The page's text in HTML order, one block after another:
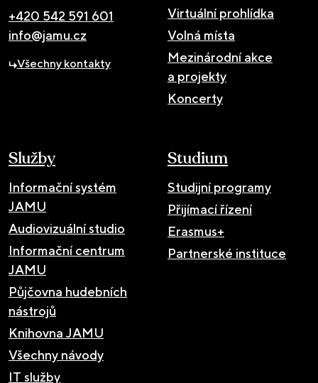
+420 542 591 601
info@jamu.cz
Všechny kontakty
Virtuální prohlídka
Volná místa
Mezinárodní akce
a projekty
Koncerty
Služby
Informační systém
JAMU
Audiovizuální studio
Informační centrum
JAMU
Půjčovna hudebních
nástrojů
Knihovna JAMU
Všechny návody
IT služby
Studium
Studijní programy
Přijímací řízení
Erasmus+
Partnerské instituce